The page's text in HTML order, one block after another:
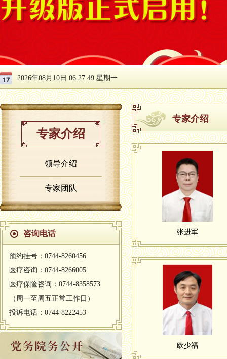
2026年08月10日 06:27:50 星期一
专家介绍
领导介绍
专家团队
咨询电话
预约挂号：0744-8260456
医疗咨询：0744-8266005
医疗保险咨询：0744-8358573
（周一至周五正常工作日）
投诉电话：0744-8222453
专家介绍
张进军
欧少福